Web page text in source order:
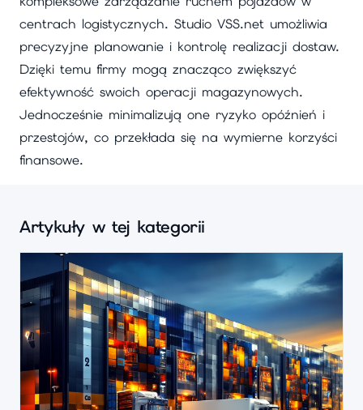
centrach logistycznych. Studio VSS.net umożliwia
precyzyjne planowanie i kontrolę realizacji dostaw.
Dzięki temu firmy mogą znacząco zwiększyć
efektywność swoich operacji magazynowych.
Jednocześnie minimalizują one ryzyko opóźnień i
przestojów, co przekłada się na wymierne korzyści
finansowe.
Artykuły w tej kategorii